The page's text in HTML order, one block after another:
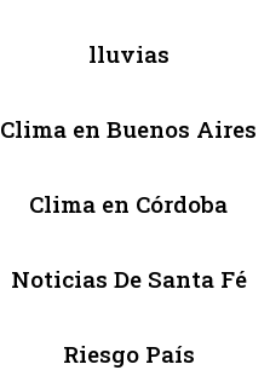
lluvias
Clima en Buenos Aires
Clima en Córdoba
Noticias De Santa Fé
Riesgo País